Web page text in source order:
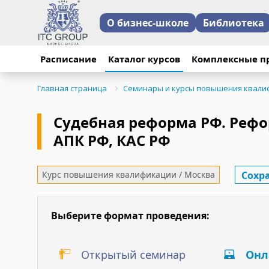
О бизнес-школе Библиотека
Расписание Каталог курсов Комплексные
Главная страница Семинары и курсы повышения
Судебная реформа РФ.
АПК РФ, КАС РФ
Курс повышения квалификации / Москва
Выберите формат проведения:
Открытый семинар
16 декабря 2022
Реформа
Обучение прошло
Отзыв:
информацию"
30 ноября-1
Реформа
Обучение прошло
13 октября 2022
процессуального
Обучение прошло